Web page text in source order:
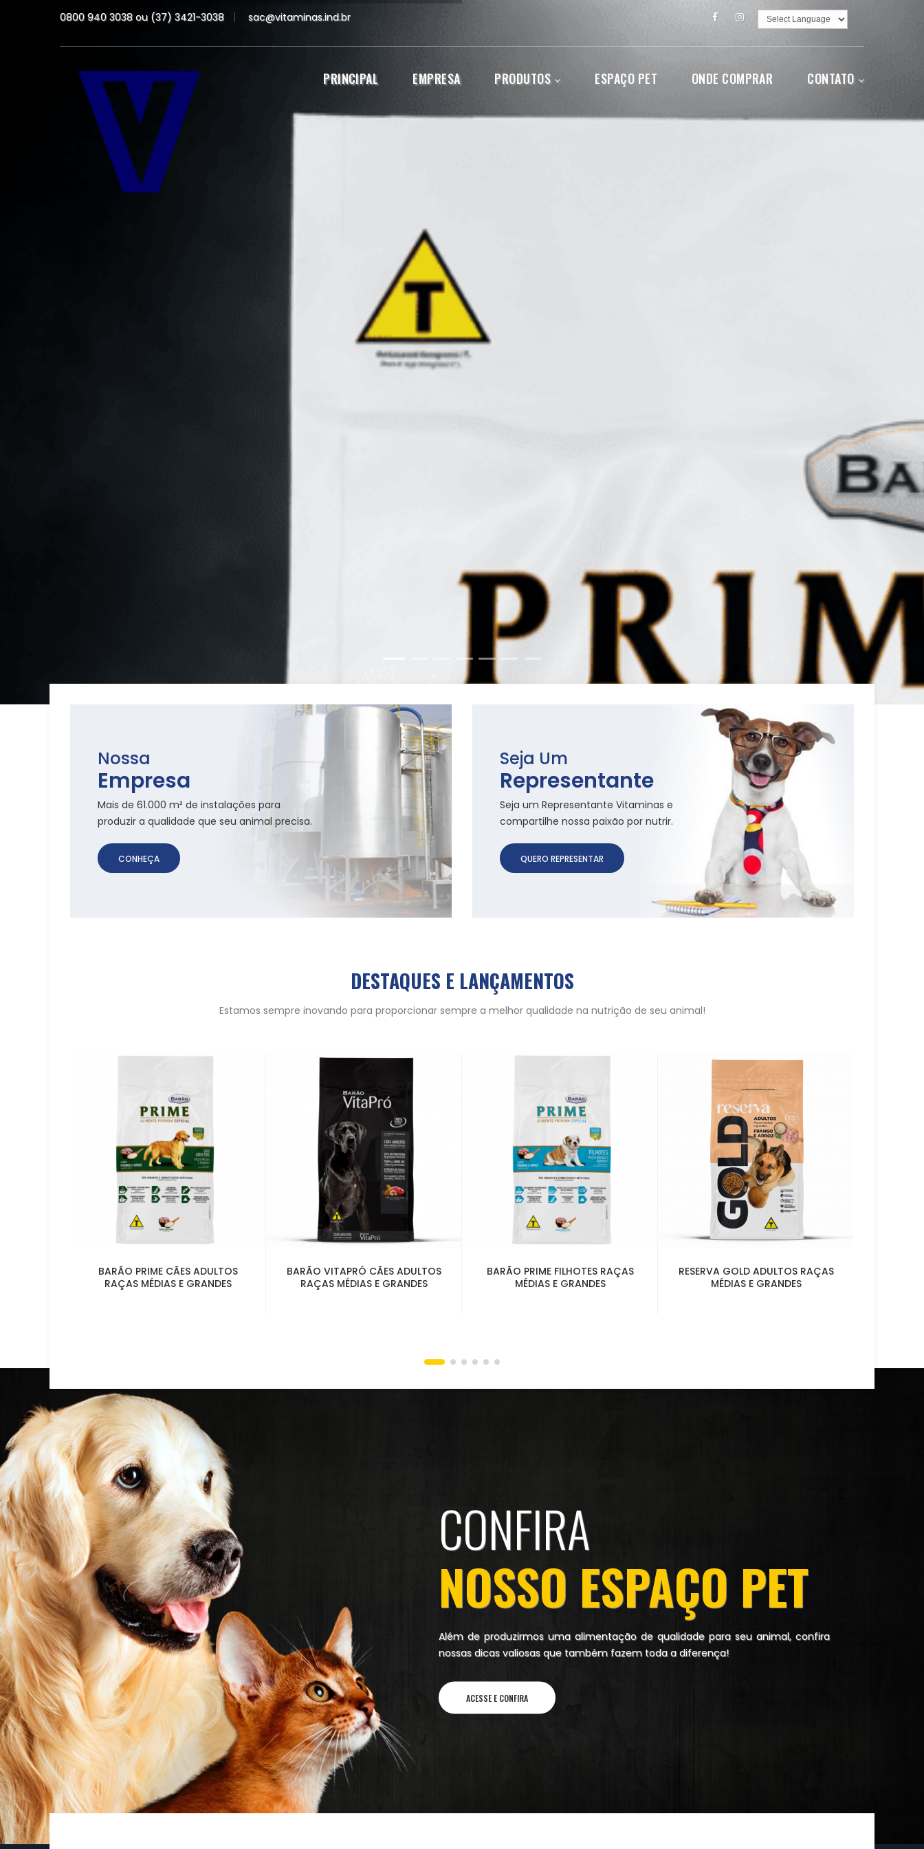
0800 940 3038 ou (37) 3421-3038 sac@vitaminas.ind.br
PRINCIPAL EMPRESA PRODUTOS ESPAÇO PET ONDE COMPRAR CONTATO
Nossa
Empresa
Mais de 61.000 m² de instalações para
produzir a qualidade que seu animal precisa.
CONHEÇA
Seja Um
Representante
Seja um Representante Vitaminas e
compartilhe nossa paixão por nutrir.
QUERO REPRESENTAR
DESTAQUES E LANÇAMENTOS
Estamos sempre inovando para proporcionar sempre a melhor qualidade na nutrição de seu animal!
BARÃO PRIME CÃES ADULTOS
RAÇAS MÉDIAS E GRANDES
BARÃO VITAPRÓ CÃES ADULTOS
RAÇAS MÉDIAS E GRANDES
BARÃO PRIME FILHOTES RAÇAS
MÉDIAS E GRANDES
RESERVA GOLD ADULTOS RAÇAS
MÉDIAS E GRANDES
CONFIRA
NOSSO ESPAÇO PET
Além de produzirmos uma alimentação de qualidade para seu animal, confira
nossas dicas valiosas que também fazem toda a diferença!
ACESSE E CONFIRA